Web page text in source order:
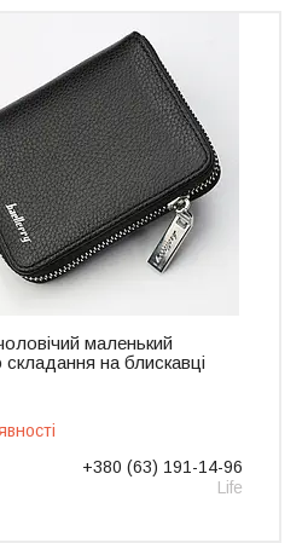
маленький
складання на блискавці
+380 (63) 191-14-96
Life